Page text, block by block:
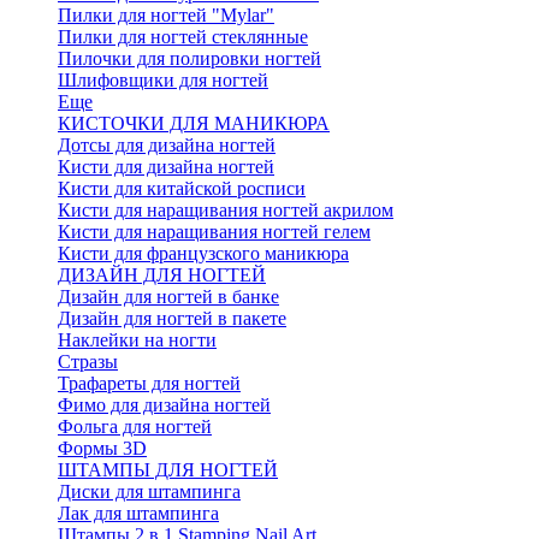
Пилки для ногтей "Mylar"
Пилки для ногтей стеклянные
Пилочки для полировки ногтей
Шлифовщики для ногтей
Еще
КИСТОЧКИ ДЛЯ МАНИКЮРА
Дотсы для дизайна ногтей
Кисти для дизайна ногтей
Кисти для китайской росписи
Кисти для наращивания ногтей акрилом
Кисти для наращивания ногтей гелем
Кисти для французского маникюра
ДИЗАЙН ДЛЯ НОГТЕЙ
Дизайн для ногтей в банке
Дизайн для ногтей в пакете
Наклейки на ногти
Стразы
Трафареты для ногтей
Фимо для дизайна ногтей
Фольга для ногтей
Формы 3D
ШТАМПЫ ДЛЯ НОГТЕЙ
Диски для штампинга
Лак для штампинга
Штампы 2 в 1 Stamping Nail Art